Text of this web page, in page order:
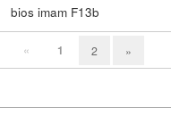
bios imam F13b
« 1 2 »